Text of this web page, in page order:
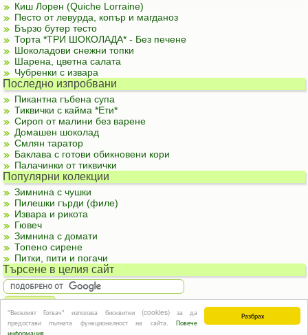
Разбрах
"Веселият Готвач" използва бисквитки (cookies) за да
предостави пълната функционалност на сайта. Повече
информация
Киш Лорен (Quiche Lorraine)
Песто от левурда, копър и магданоз
Бързо бутер тесто
Торта *ТРИ ШОКОЛАДА* - Без печене
Шоколадови снежни топки
Шарена, цветна салата
Чубренки с извара
Последно изпробвани
Пикантна гъбена супа
Тиквички с кайма *Ети*
Сироп от малини без варене
Домашен шоколад
Смлян таратор
Баклава с готови обикновени кори
Палачинки от тиквички
Популярни колекции
Зимнина с чушки
Пилешки гърди (филе)
Извара и рикота
Гювеч
Зимнина с домати
Топено сирене
Питки, пити и погачи
Търсене в целия сайт
За реклама| За контакти|Подкрепете ни | Правила и условия|
информация
© Информацията в този сайт или части от нея не могат да бъдат използвани без